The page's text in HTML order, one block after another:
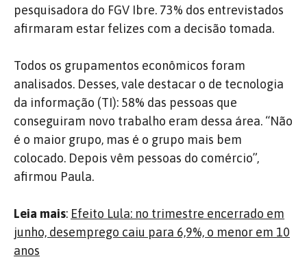
pesquisadora do FGV Ibre. 73% dos entrevistados
afirmaram estar felizes com a decisão tomada.
Todos os grupamentos econômicos foram
analisados. Desses, vale destacar o de tecnologia
da informação (TI): 58% das pessoas que
conseguiram novo trabalho eram dessa área. “Não
é o maior grupo, mas é o grupo mais bem
colocado. Depois vêm pessoas do comércio”,
afirmou Paula.
Leia mais: Efeito Lula: no trimestre encerrado em
junho, desemprego caiu para 6,9%, o menor em 10
anos